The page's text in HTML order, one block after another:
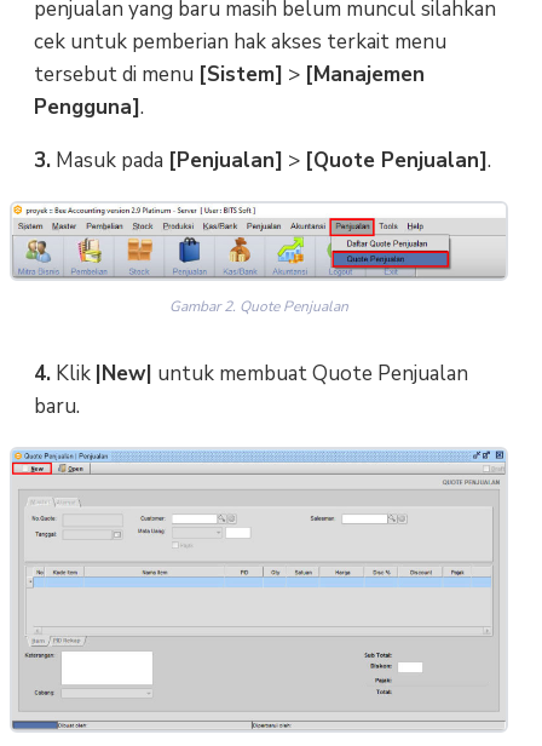
penjualan yang baru masih belum muncul silahkan
cek untuk pemberian hak akses terkait menu
tersebut di menu [Sistem] > [Manajemen
Pengguna].
3.Masuk pada [Penjualan] > [Quote Penjualan].
Gambar 2. Quote Penjualan
4.Klik |New| untuk membuat Quote Penjualan
baru.